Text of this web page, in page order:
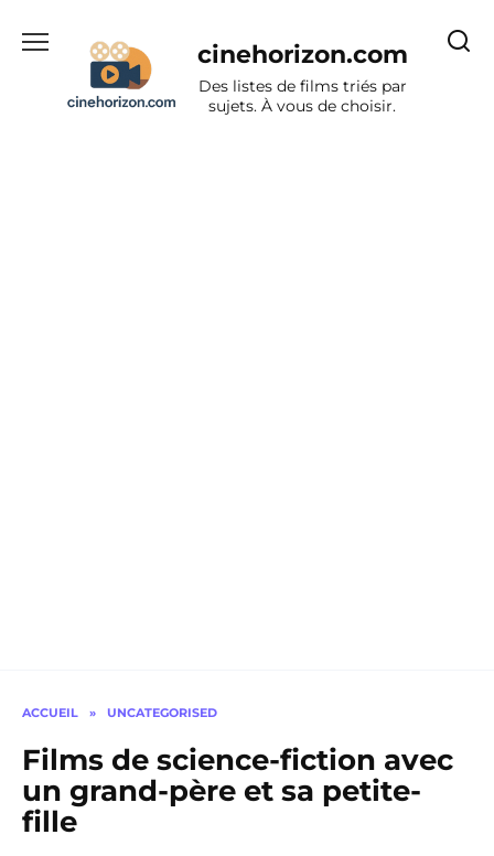
cinehorizon.com
Des listes de films triés par
sujets. À vous de choisir.
ACCUEIL » UNCATEGORISED
Films de science-fiction avec
un grand-père et sa petite-
fille